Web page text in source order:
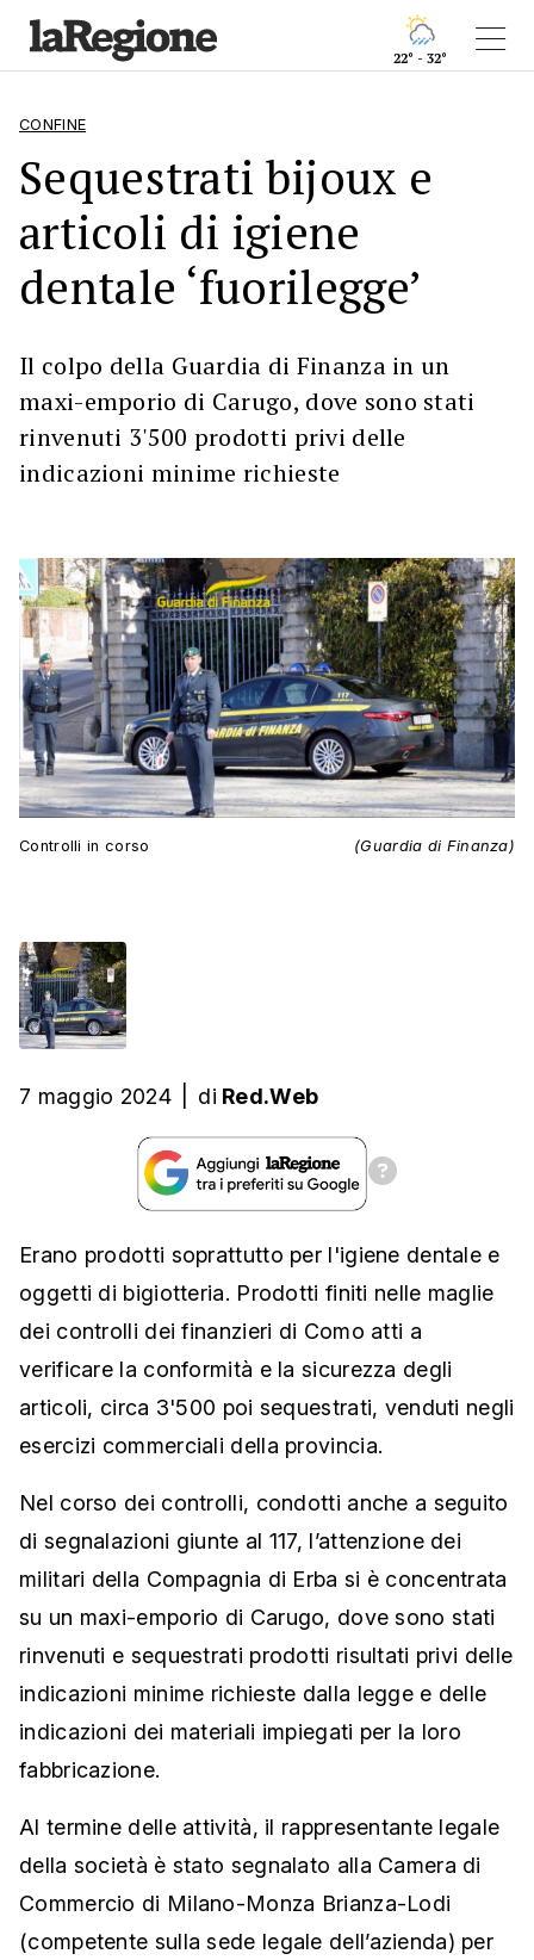
22° - 32°
CONFINE
Sequestrati bijoux e
articoli di igiene
dentale ‘fuorilegge’
Il colpo della Guardia di Finanza in un
maxi-emporio di Carugo, dove sono stati
rinvenuti 3'500 prodotti privi delle
indicazioni minime richieste
Controlli in corso (Guardia di Finanza)
7 maggio 2024 di Red.Web
Erano prodotti soprattutto per l'igiene dentale e
oggetti di bigiotteria. Prodotti finiti nelle maglie
dei controlli dei finanzieri di Como atti a
verificare la conformità e la sicurezza degli
articoli, circa 3'500 poi sequestrati, venduti negli
esercizi commerciali della provincia.
Nel corso dei controlli, condotti anche a seguito
di segnalazioni giunte al 117, l’attenzione dei
militari della Compagnia di Erba si è concentrata
su un maxi-emporio di Carugo, dove sono stati
rinvenuti e sequestrati prodotti risultati privi delle
indicazioni minime richieste dalla legge e delle
indicazioni dei materiali impiegati per la loro
fabbricazione.
Al termine delle attività, il rappresentante legale
della società è stato segnalato alla Camera di
Commercio di Milano-Monza Brianza-Lodi
(competente sulla sede legale dell’azienda) per